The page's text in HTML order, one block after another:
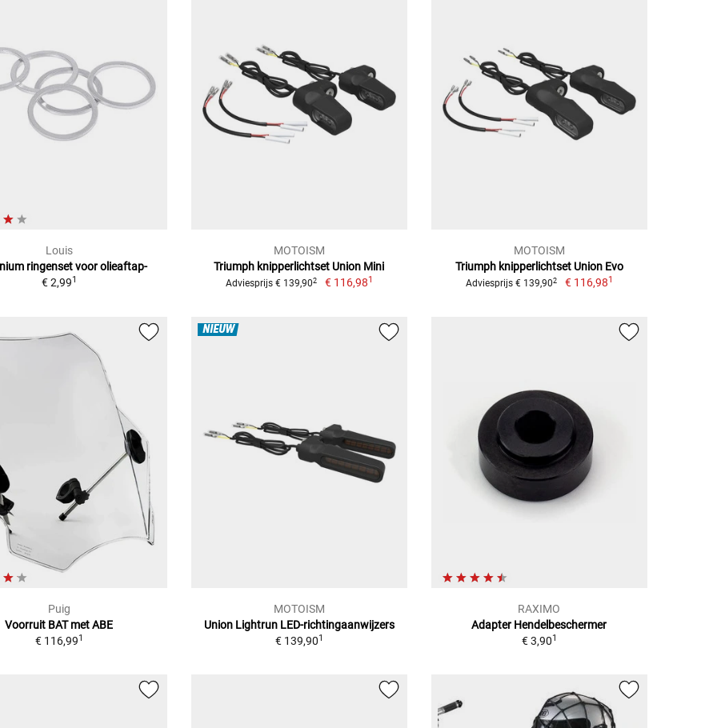
Louis
ringenset voor olieaftap-
€ 2,991
MOTOISM
Triumph knipperlichtset Union Mini
Adviesprijs € 139,902 € 116,981
MOTOISM
Triumph knipperlichtset Union Evo
Adviesprijs € 139,902 € 116,981
Puig
Voorruit BAT met ABE
€ 116,991
NIEUW
MOTOISM
Union Lightrun LED-richtingaanwijzers
€ 139,901
RAXIMO
Adapter Hendelbeschermer
€ 3,901